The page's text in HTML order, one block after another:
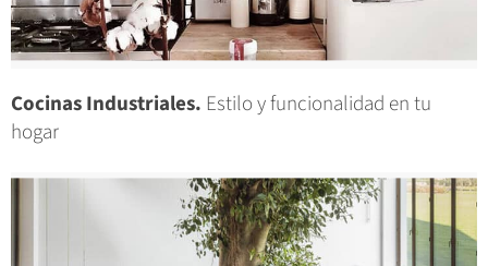
Cocinas Industriales. Estilo y funcionalidad en tu
hogar